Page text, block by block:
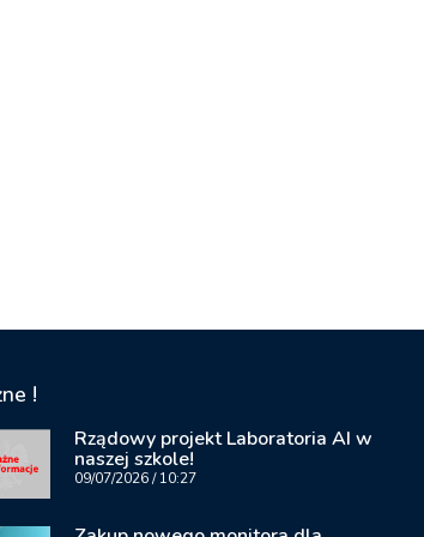
!
Rządowy projekt Laboratoria AI w
naszej szkole!
09/07/202610:27